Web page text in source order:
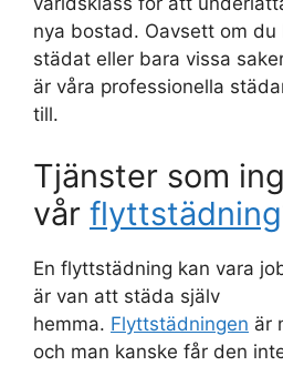
nya bostad. Oavsett om
städat eller bara vissa
är våra professionella
till.
Tjänster som
vår flyttstädning
En flyttstädning kan vara
är van att städa själv
hemma. Flyttstädningen är
och man kanske får den